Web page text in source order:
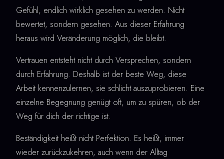
Gefühl, endlich wirklich gesehen zu werden. Nicht
bewertet, sondern gesehen. Aus dieser Erfahrung
heraus wird Veränderung möglich, die bleibt.
Vertrauen entsteht nicht durch Versprechen, sondern
durch Erfahrung. Deshalb ist der beste Weg, diese
Arbeit kennenzulernen, sie schlicht auszuprobieren. Eine
einzelne Begegnung genügt oft, um zu spüren, ob der
Weg für dich der richtige ist.
Beständigkeit heißt nicht Perfektion. Es heißt, immer
wieder zurückzukehren, auch wenn der Alltag